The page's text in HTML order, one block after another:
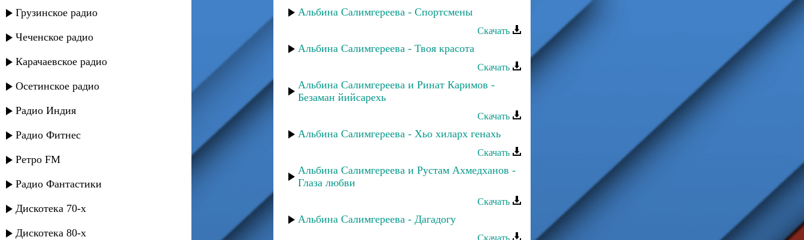
Грузинское радио
Чеченское радио
Карачаевское радио
Осетинское радио
Радио Индия
Радио Фитнес
Ретро FM
Радио Фантастики
Дискотека 70-х
Дискотека 80-х
Альбина Салимгереева - Спортсмены
Скачать
Альбина Салимгереева - Твоя красота
Скачать
Альбина Салимгереева и Ринат Каримов -
Безаман йийсарехь
Скачать
Альбина Салимгереева - Хьо хиларх генахь
Скачать
Альбина Салимгереева и Рустам Ахмедханов -
Глаза любви
Скачать
Альбина Салимгереева - Дагадогу
Скачать